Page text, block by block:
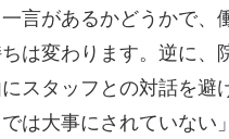
言があるかどうかで、
は変わります。逆に、
スタッフとの対話を避
は大事にされていない